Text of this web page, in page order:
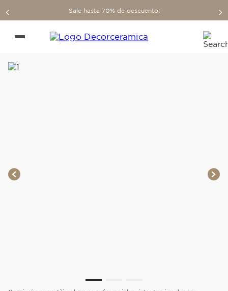
Sale hasta 70% de descuento!